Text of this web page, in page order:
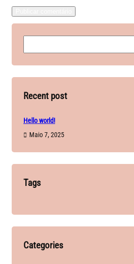
e
hRecent post
Hello world!
Maio 7, 2025
Tags
Categories